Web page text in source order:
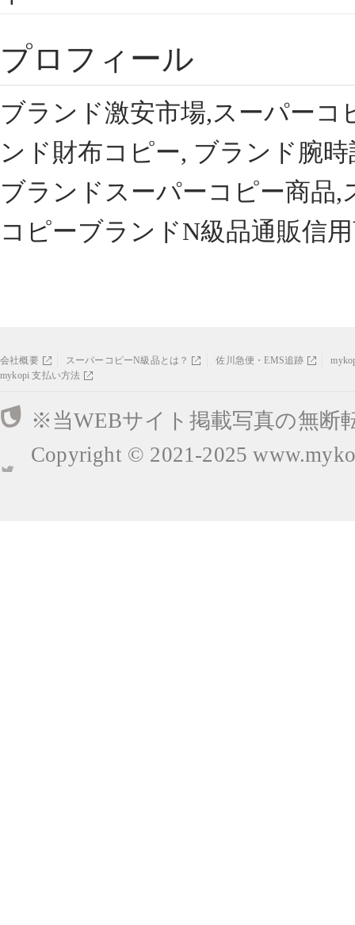
プロフィール
ブランド激安市場,スーパー
ンド財布コピー, ブランド腕
ブランドスーパーコピー商品
コピーブランドN級品通販信
会社概要 スーパーコピーN級品とは？ 佐川急便・EMS追跡
mykopi 支払い方法
※当WEBサイト掲載写真の無断
Copyright © 2021-2025